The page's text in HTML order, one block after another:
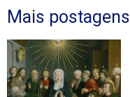
Mais postagens